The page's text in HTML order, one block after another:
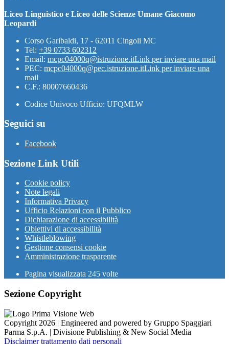
Liceo Linguistico e Liceo delle Scienze Umane Giacomo
Leopardi
Corso Garibaldi, 17 - 62011 Cingoli MC
Tel: +39 0733 602312
Email: mcpc04000q@istruzione.itLink per inviare una mail
PEC: mcpc04000q@pec.istruzione.itLink per inviare una
mail
C.F.: 80007660436
Codice Univoco Ufficio: UFQMLW
Seguici su
Facebook
Sezione Link Utili
Cookie policy
Note legali
Informativa Privacy
Ufficio Relazioni con il Pubblico
Dichiarazione di accessibilità
Obiettivi di accessibilità
Whistleblowing
Gestione consensi cookie
Amministrazione trasparente
Pagina visualizzata 245 volte
Sezione Copyright
Copyright 2026 | Engineered and powered by Gruppo Spaggiari
Parma S.p.A. | Divisione Publishing & New Social Media
Disclaimer trattamento dati personali